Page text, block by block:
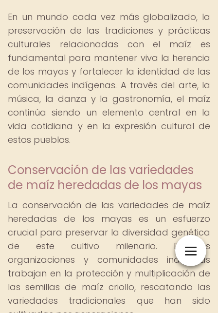
En un mundo cada vez más globalizado, la
preservación de las tradiciones y prácticas
culturales relacionadas con el maíz es
fundamental para mantener viva la herencia
de los mayas y fortalecer la identidad de las
comunidades indígenas. A través del arte, la
música, la danza y la gastronomía, el maíz
continúa siendo un elemento central en la
vida cotidiana y en la expresión cultural de
estos pueblos.
Conservación de las variedades
de maíz heredadas de los mayas
La conservación de las variedades de maíz
heredadas de los mayas es un esfuerzo
crucial para preservar la diversidad genética
de este cultivo milenario. Diversas
organizaciones y comunidades indígenas
trabajan en la protección y multiplicación de
las semillas de maíz criollo, rescatando las
variedades tradicionales que han sido